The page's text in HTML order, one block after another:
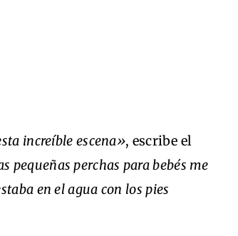
increíble escena», escribe el
pequeñas perchas para bebés me
en el agua con los pies